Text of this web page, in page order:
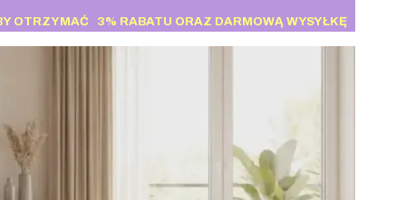
OTRZYMAĆ 3% RABATU ORAZ DARMOWĄ WYSYŁKĘ